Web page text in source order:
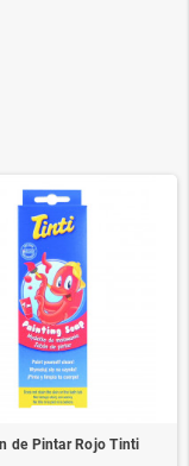
de Pintar Rojo Tinti